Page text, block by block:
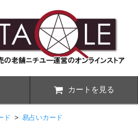
カートを見る
ド > 易占いカード